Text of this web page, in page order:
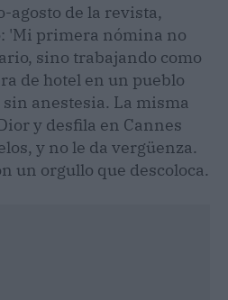
agosto de la revista,
'Mi primera nómina no
sino trabajando como
de hotel en un pueblo
sin anestesia. La misma
y desfila en Cannes
y no le da vergüenza.
un orgullo que descoloca.